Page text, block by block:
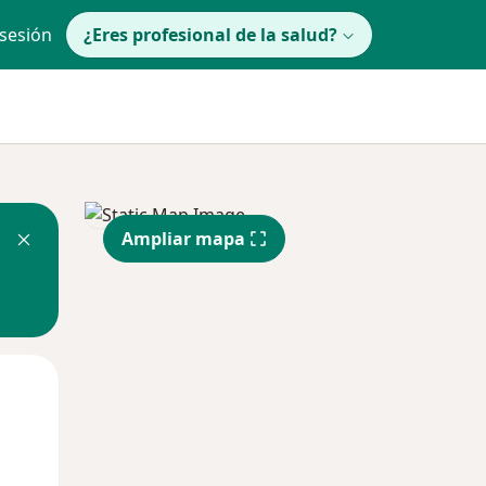
¿Eres profesional de la salud?
Ampliar mapa